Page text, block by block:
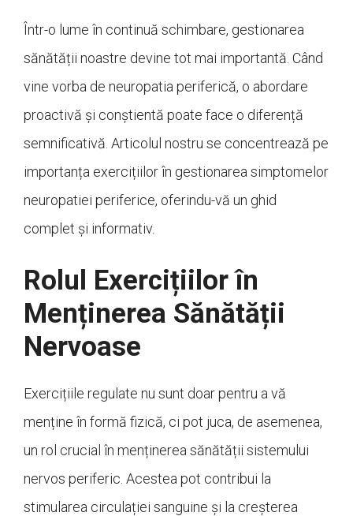
Într-o lume în continuă schimbare, gestionarea
sănătății noastre devine tot mai importantă. Când
vine vorba de neuropatia periferică, o abordare
proactivă și conștientă poate face o diferență
semnificativă. Articolul nostru se concentrează pe
importanța exercițiilor în gestionarea simptomelor
neuropatiei periferice, oferindu-vă un ghid
complet și informativ.
Rolul Exercițiilor în
Menținerea Sănătății
Nervoase
Exercițiile regulate nu sunt doar pentru a vă
menține în formă fizică, ci pot juca, de asemenea,
un rol crucial în menținerea sănătății sistemului
nervos periferic. Acestea pot contribui la
stimularea circulației sanguine și la creșterea